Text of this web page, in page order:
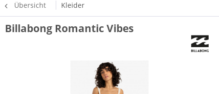
Übersicht Kleider
Billabong Romantic Vibes